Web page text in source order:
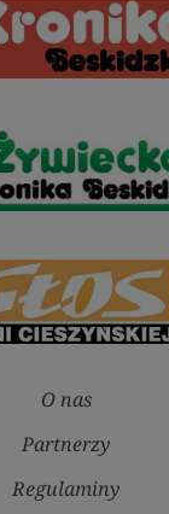
O nas
Partnerzy
Regulaminy